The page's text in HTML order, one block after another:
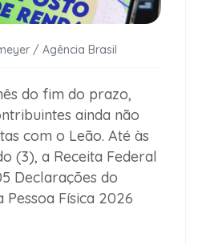
/ Agência Brasil
do fim do prazo,
ainda não
com o Leão. Até às
(3), a Receita Federal
Declarações do
Pessoa Física 2026